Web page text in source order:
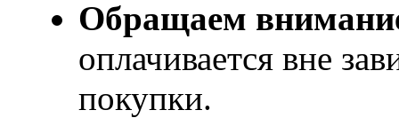
Обращаем
оплачивается вне
покупки.